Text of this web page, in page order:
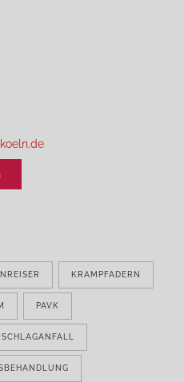
KRAMPFADERN
PAVK
SCHLAGANFALL